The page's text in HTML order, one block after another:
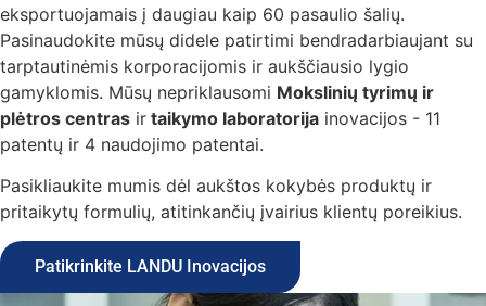
eksportuojamais į daugiau kaip 60 pasaulio šalių.
Pasinaudokite mūsų didele patirtimi bendradarbiaujant su
tarptautinėmis korporacijomis ir aukščiausio lygio
gamyklomis. Mūsų nepriklausomi Mokslinių tyrimų ir
plėtros centras ir taikymo laboratorija inovacijos - 11
patentų ir 4 naudojimo patentai.
Pasikliaukite mumis dėl aukštos kokybės produktų ir
pritaikytų formulių, atitinkančių įvairius klientų poreikius.
Patikrinkite LANDU Inovacijos